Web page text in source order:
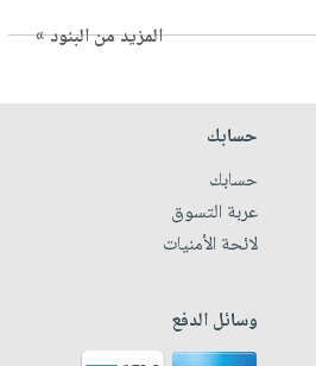
المزيد من البنود »
حسابك
حسابك
عربة التسوق
لائحة الأمنيات
وسائل الدفع